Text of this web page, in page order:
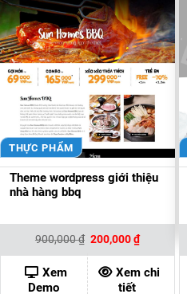
THỰC PHẨM
Theme wordpress giới thiệu
nhà hàng bbq
900,000₫ Giá
là:
900,000 ₫.
200,000₫Giá
hiện
tại
là:
200,000 ₫.
Xem
Demo
Xem chi
tiết